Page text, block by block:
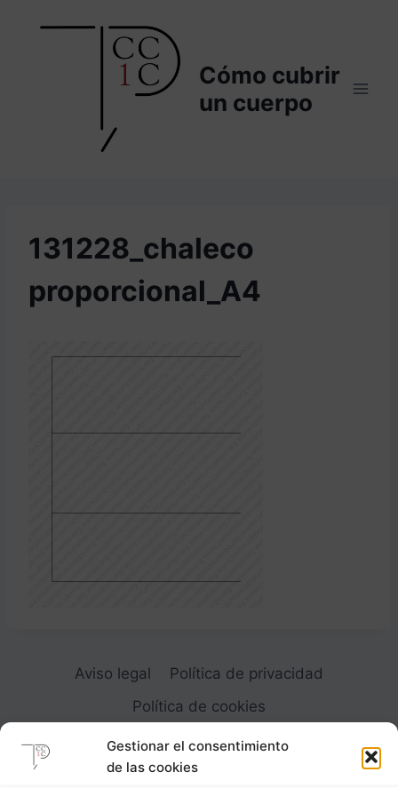
Gestionar el consentimiento
de las cookies
Cómo cubrir
un cuerpo
131228_chaleco
proporcional_A4
Aviso legal
Política de privacidad
Política de cookies